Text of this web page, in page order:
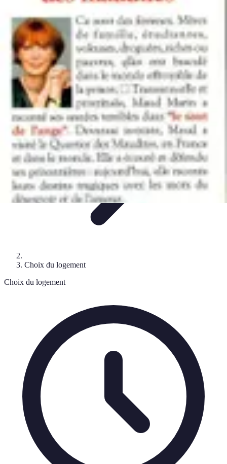
Conseils pratiquesAchat et location Conseils et
AstucesPréparation Tendances
Premier Logement
Choix du logement
Choix du logement